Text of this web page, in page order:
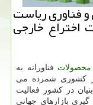
فناوری ریاست
ثبت اختراع خارجی
محصولات فناورانه به
کشوری شمرده می
دانش بنیان در کشور فعالیت
بازارهای جهانی